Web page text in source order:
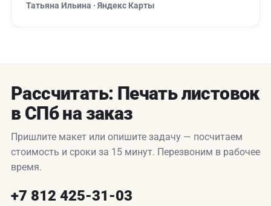
Татьяна Ильина · Яндекс Карты
Рассчитать: Печать листовок
в СПб на заказ
Пришлите макет или опишите задачу — посчитаем
стоимость и сроки за 15 минут. Перезвоним в рабочее
время.
+7 812 425-31-03